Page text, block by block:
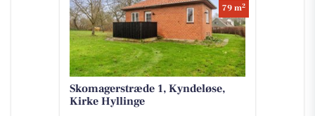
79 m2
Skomagerstræde 1, Kyndeløse,
Kirke Hyllinge